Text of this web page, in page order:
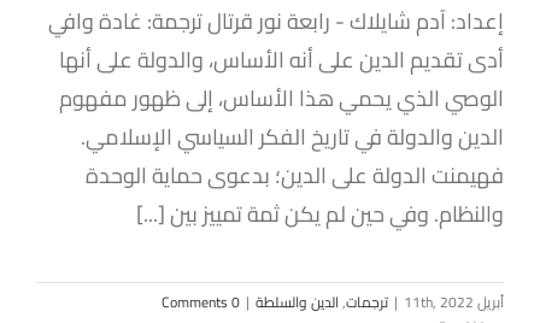
إعداد: آدم شايلاك - رابعة نور قرتال ترجمة: غادة وافي
أدى تقديم الدين على أنه الأساس، والدولة على أنها
الوصي الذي يحمي هذا الأساس، إلى ظهور مفهوم
الدين والدولة في تاريخ الفكر السياسي الإسلامي.
فهيمنت الدولة على الدين؛ بدعوى حماية الوحدة
والنظام. وفي حين لم يكن ثمة تمييز بين [...]
أبريل 11th, 2022 | ترجمات,الدين والسلطة |
0 Comments